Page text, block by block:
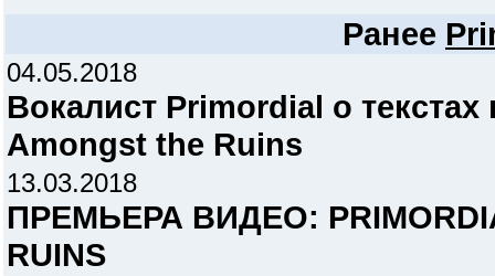
Ранее
04.05.2018
Вокалист Primordial о
Amongst the Ruins
13.03.2018
ПРЕМЬЕРА ВИДЕО:
RUINS